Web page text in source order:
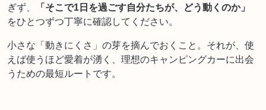
ぎず、
「そこで1日を過ごす自分たちが、どう動くのか」
をひとつずつ丁寧に確認してください。
小さな「動きにくさ」の芽を摘んでおくこと。それが、使
えば使うほど愛着が湧く、理想のキャンピングカーに出会
うための最短ルートです。